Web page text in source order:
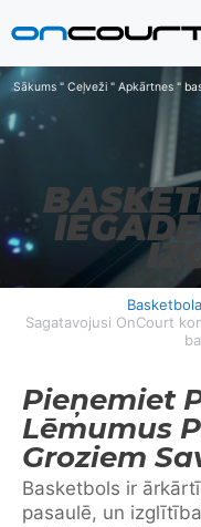
uz
Sākums " Ceļveži " Apkārtnes "
Sagatavojusi OnCourt
Pieņemiet
Lēmumus
Groziem
Basketbols ir
pasaulē, un